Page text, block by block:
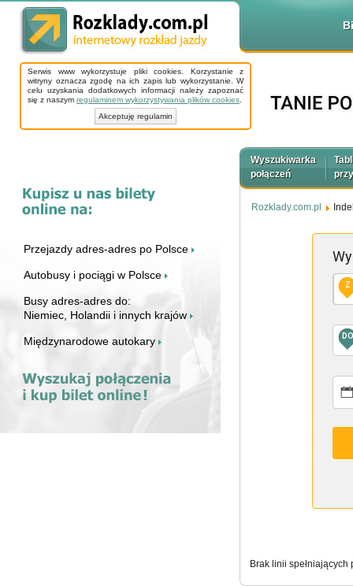
Serwis www wykorzystuje pliki cookies. Korzystanie z
witryny oznacza zgodę na ich zapis lub wykorzystanie. W
celu uzyskania dodatkowych informacji należy zapoznać
się z naszym regulaminem wykorzystywania plików cookies
Akceptuję regulamin
Przejazdy adres-adres po Polsce
Autobusy i pociągi w Polsce
Busy adres-adres do:
Niemiec, Holandii i innych krajów
Międzynarodowe autokary
Wyszukiwarka
połączeń
Rozklady.com.pl
Z
DO
Brak linii spełniających